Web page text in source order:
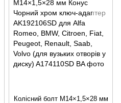
Колісний болт M14×1,5×28 мм